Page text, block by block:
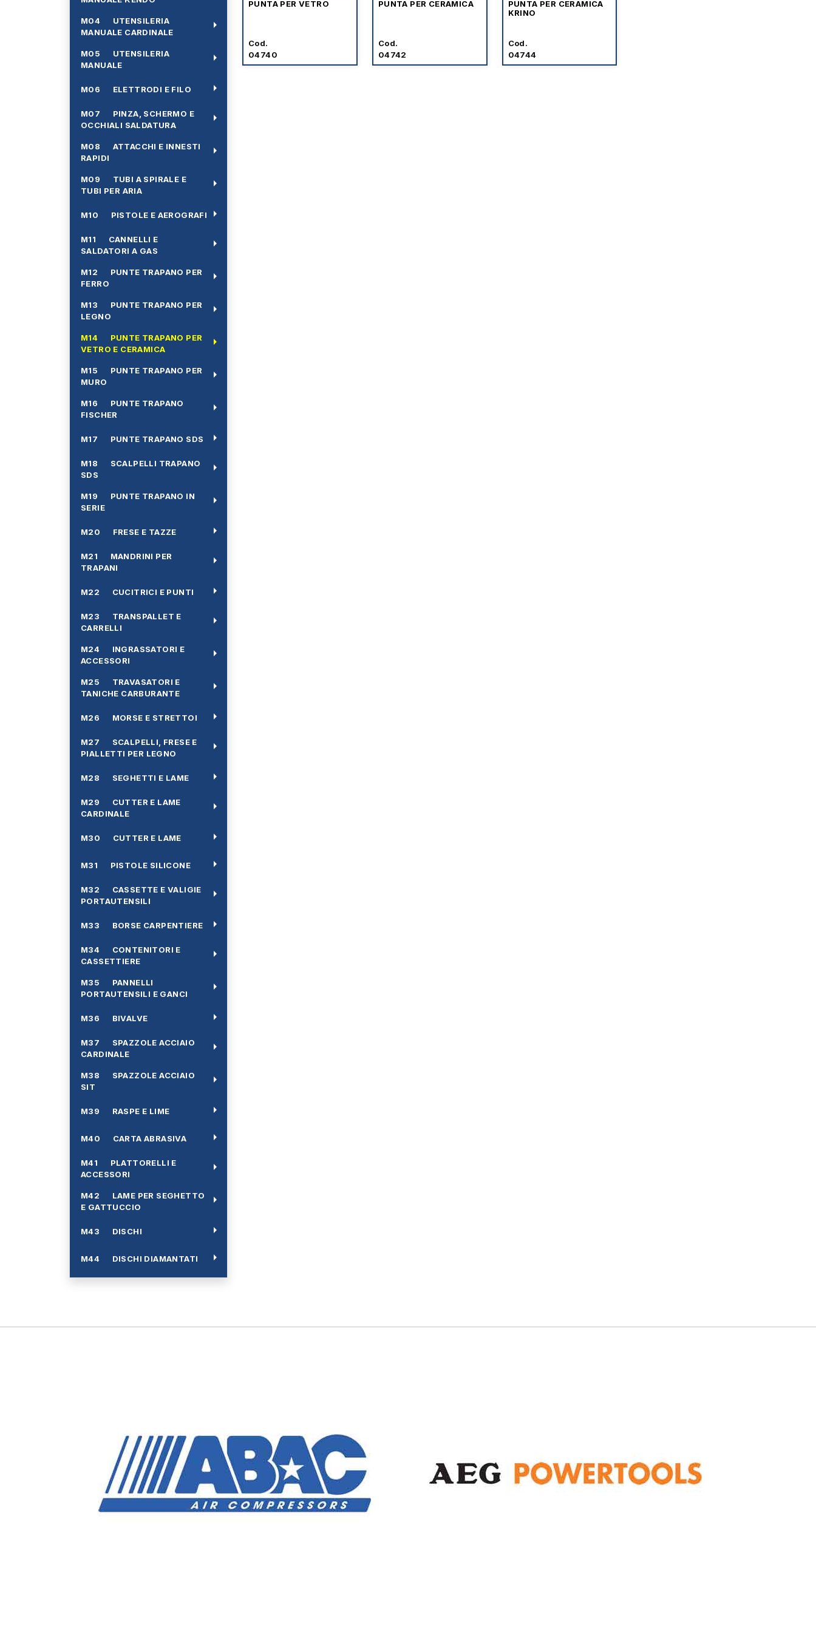
M04 UTENSILERIA
MANUALE CARDINALE
arrow_right
M05 UTENSILERIA
MANUALE
arrow_right
M06 ELETTRODI E FILO arrow_right
M07 PINZA, SCHERMO E
OCCHIALI SALDATURA
arrow_right
M08 ATTACCHI E INNESTI
RAPIDI
arrow_right
M09 TUBI A SPIRALE E
TUBI PER ARIA
arrow_right
M10 PISTOLE E AEROGRAFI arrow_right
M11 CANNELLI E
SALDATORI A GAS
arrow_right
M12 PUNTE TRAPANO PER
FERRO
arrow_right
M13 PUNTE TRAPANO PER
LEGNO
arrow_right
M14 PUNTE TRAPANO PER
VETRO E CERAMICA
arrow_right
M15 PUNTE TRAPANO PER
MURO
arrow_right
M16 PUNTE TRAPANO
FISCHER
arrow_right
M17 PUNTE TRAPANO SDS arrow_right
M18 SCALPELLI TRAPANO
SDS
arrow_right
M19 PUNTE TRAPANO IN
SERIE
arrow_right
M20 FRESE E TAZZE arrow_right
M21 MANDRINI PER
TRAPANI
arrow_right
M22 CUCITRICI E PUNTI arrow_right
M23 TRANSPALLET E
CARRELLI
arrow_right
M24 INGRASSATORI E
ACCESSORI
arrow_right
M25 TRAVASATORI E
TANICHE CARBURANTE
arrow_right
M26 MORSE E STRETTOI arrow_right
M27 SCALPELLI, FRESE E
PIALLETTI PER LEGNO
arrow_right
M28 SEGHETTI E LAME arrow_right
M29 CUTTER E LAME
CARDINALE
arrow_right
M30 CUTTER E LAME arrow_right
M31 PISTOLE SILICONE arrow_right
M32 CASSETTE E VALIGIE
PORTAUTENSILI
arrow_right
M33 BORSE CARPENTIERE arrow_right
M34 CONTENITORI E
CASSETTIERE
arrow_right
M35 PANNELLI
PORTAUTENSILI E GANCI
arrow_right
M36 BIVALVE arrow_right
M37 SPAZZOLE ACCIAIO
CARDINALE
arrow_right
M38 SPAZZOLE ACCIAIO
SIT
arrow_right
M39 RASPE E LIME arrow_right
M40 CARTA ABRASIVA arrow_right
M41 PLATTORELLI E
ACCESSORI
arrow_right
M42 LAME PER SEGHETTO
E GATTUCCIO
arrow_right
M43 DISCHI arrow_right
M44 DISCHI DIAMANTATI arrow_right
PUNTA PER VETRO
Cod.
04740
PUNTA PER CERAMICA
Cod.
04742
PUNTA PER CERAMICA
KRINO
Cod.
04744